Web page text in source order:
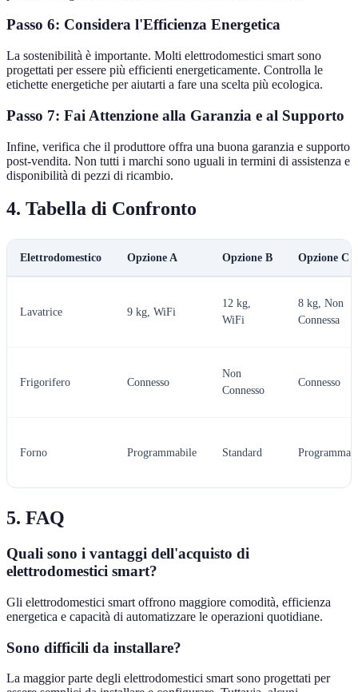
Passo 6: Considera l'Efficienza Energetica
La sostenibilità è importante. Molti elettrodomestici smart sono
progettati per essere più efficienti energeticamente. Controlla le
etichette energetiche per aiutarti a fare una scelta più ecologica.
Passo 7: Fai Attenzione alla Garanzia e al Supporto
Infine, verifica che il produttore offra una buona garanzia e supporto
post-vendita. Non tutti i marchi sono uguali in termini di assistenza e
disponibilità di pezzi di ricambio.
4. Tabella di Confronto
Elettrodomestico Opzione A Opzione B Opzione C
Lavatrice 9 kg, WiFi
12 kg,
WiFi
8 kg, Non
Connessa
Frigorifero Connesso
Non
Connesso
Connesso
Forno Programmabile Standard
5. FAQ
Quali sono i vantaggi dell'acquisto di
elettrodomestici smart?
Gli elettrodomestici smart offrono maggiore comodità, efficienza
energetica e capacità di automatizzare le operazioni quotidiane.
Sono difficili da installare?
La maggior parte degli elettrodomestici smart sono progettati per